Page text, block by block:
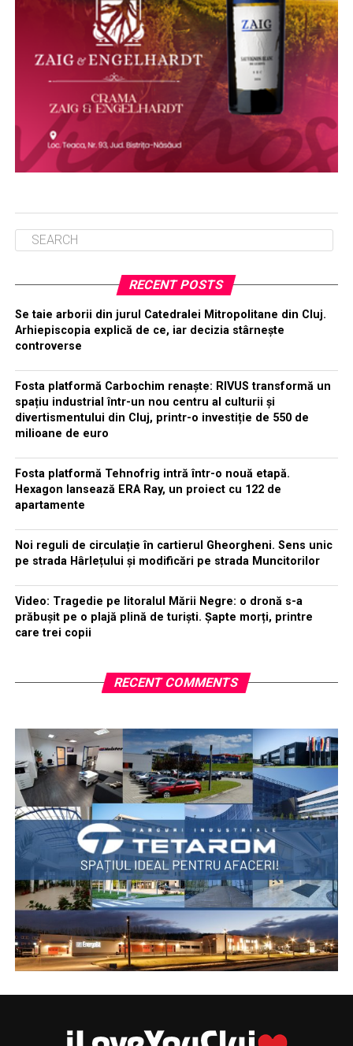
RECENT POSTS
Se taie arborii din jurul Catedralei Mitropolitane din Cluj.
Arhiepiscopia explică de ce, iar decizia stârnește
controverse
Fosta platformă Carbochim renaște: RIVUS transformă un
spațiu industrial într-un nou centru al culturii și
divertismentului din Cluj, printr-o investiție de 550 de
milioane de euro
Fosta platformă Tehnofrig intră într-o nouă etapă.
Hexagon lansează ERA Ray, un proiect cu 122 de
apartamente
Noi reguli de circulație în cartierul Gheorgheni. Sens unic
pe strada Hârlețului și modificări pe strada Muncitorilor
Video: Tragedie pe litoralul Mării Negre: o dronă s-a
prăbușit pe o plajă plină de turiști. Șapte morți, printre
care trei copii
RECENT COMMENTS